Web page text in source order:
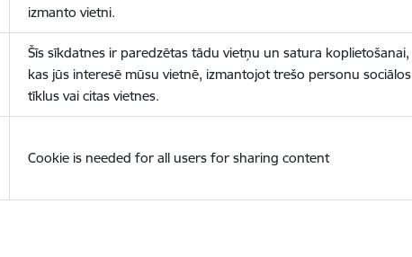
izmanto vietni.
Šīs sīkdatnes ir paredzētas tādu vietņu un satura koplietošanai,
kas jūs interesē mūsu vietnē, izmantojot trešo personu sociālos
tīklus vai citas vietnes.
Cookie is needed for all users for sharing content